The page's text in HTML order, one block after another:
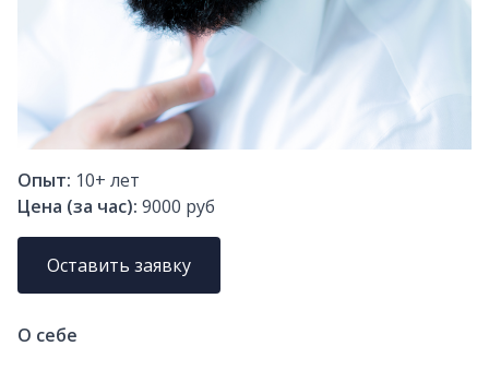
Опыт: 10+ лет
Цена (за час): 9000 руб
Оставить заявку
О себе